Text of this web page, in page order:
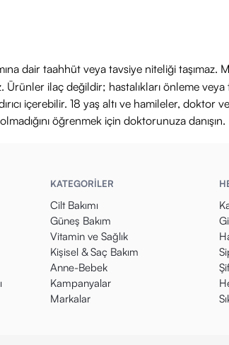
dair taahhüt veya tavsiye niteliği
ilaç değildir; hastalıkları önleme
içerebilir. 18 yaş altı ve hamileler,
öğrenmek için doktorunuza danışın.
KATEGORİLER
Cilt Bakımı
Güneş Bakım
Vitamin ve Sağlık
Kişisel & Saç Bakım
Anne-Bebek
Kampanyalar
Markalar